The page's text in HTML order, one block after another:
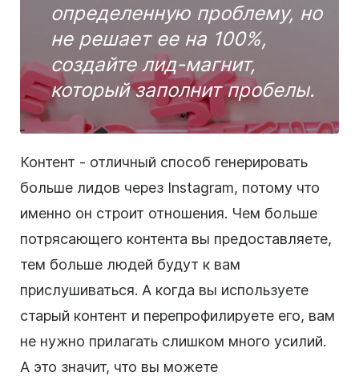
определенную проблему, но
не решает ее на 100%,
создайте лид-магнит,
который заполнит пробелы.
Контент - отличный способ генерировать
больше лидов через Instagram, потому что
именно он строит отношения. Чем больше
потрясающего контента вы предоставляете,
тем больше людей будут к вам
прислушиваться. А когда вы используете
старый контент и перепрофилируете его, вам
не нужно прилагать слишком много усилий.
А это значит, что вы можете